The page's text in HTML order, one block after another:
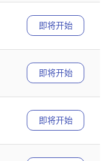
即将开始
即将开始
即将开始